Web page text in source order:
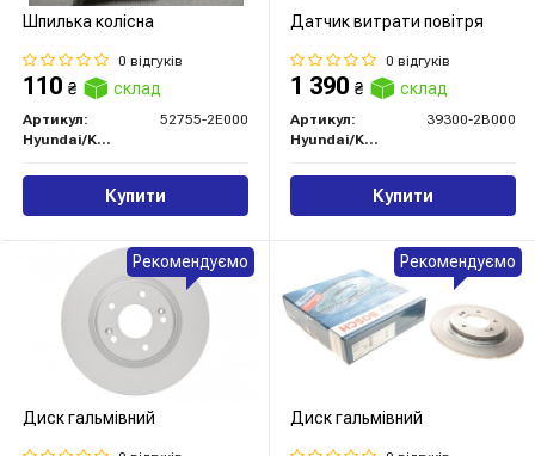
Шпилька колісна
0 відгуків
110 ₴ склад
Артикул:
52755-2E000
Hyundai/Kia/Mobis
Купити
Датчик витрати повітря
0 відгуків
1 390 ₴ склад
Артикул:
39300-2B000
Hyundai/Kia/Mobis
Купити
Диск гальмівний
Рекомендуємо
Диск гальмівний
Рекомендуємо